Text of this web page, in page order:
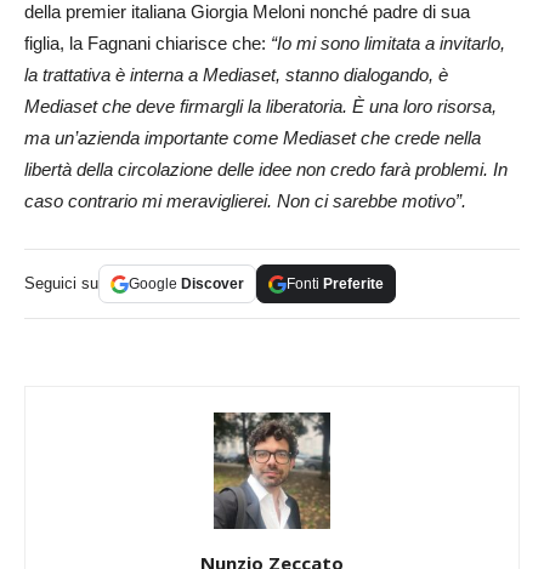
della premier italiana Giorgia Meloni nonché padre di sua
figlia, la Fagnani chiarisce che: “Io mi sono limitata a invitarlo,
la trattativa è interna a Mediaset, stanno dialogando, è
Mediaset che deve firmargli la liberatoria. È una loro risorsa,
ma un’azienda importante come Mediaset che crede nella
libertà della circolazione delle idee non credo farà problemi. In
caso contrario mi meraviglierei. Non ci sarebbe motivo”.
Seguici su Google Discover Fonti Preferite
Nunzio Zeccato